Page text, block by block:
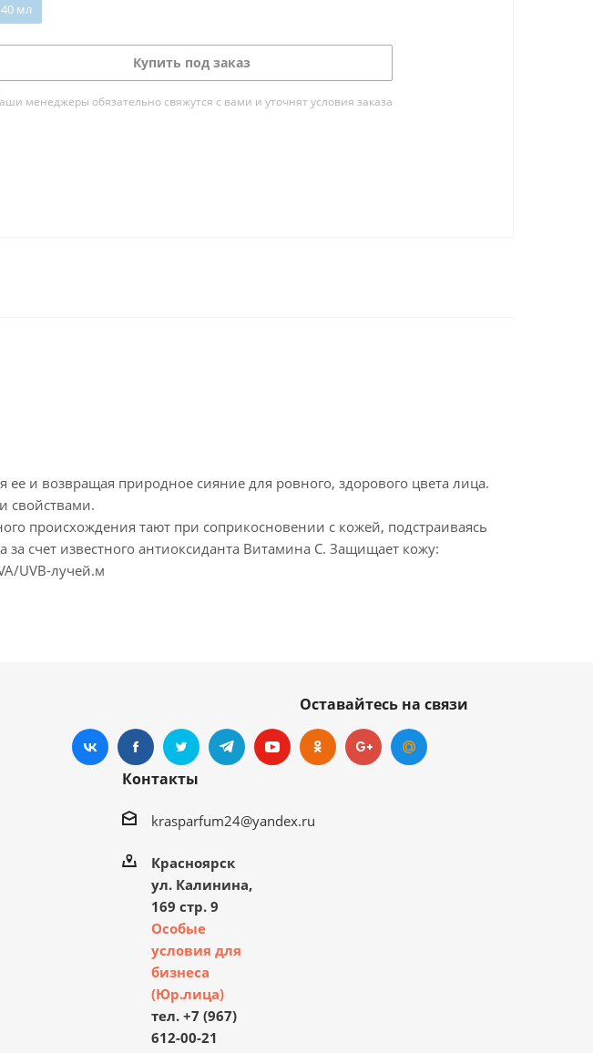
40 мл
Купить под заказ
менеджеры обязательно свяжутся с вами и уточнят условия заказа
и возвращая природное сияние для ровного, здорового цвета лица.
свойствами.
происхождения тают при соприкосновении с кожей, подстраиваясь
счет известного антиоксиданта Витамина С. Защищает кожу:
UVB-лучей.м
Оставайтесь на связи
Контакты
krasparfum24@yandex.ru
Красноярск
ул. Калинина,
169 стр. 9
Особые
условия для
бизнеса
(Юр.лица)
тел. +7 (967)
612-00-21